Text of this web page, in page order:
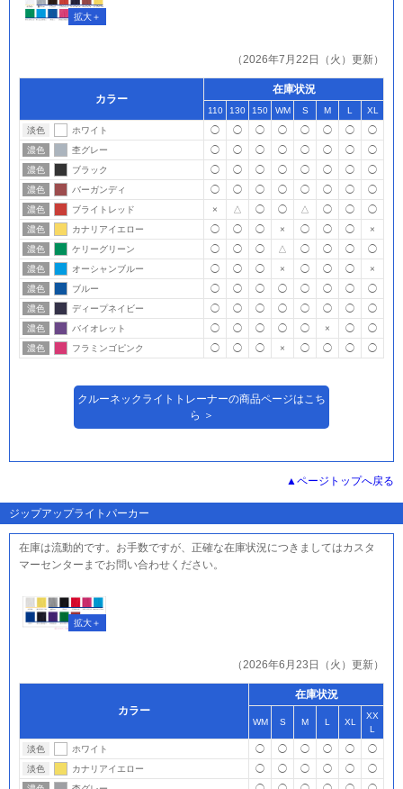
（2026年7月22日（火）更新）
カラー
在庫状況
110 130 150 WM S M L
XL
淡色
ホワイト ◯ ◯ ◯ ◯ ◯ ◯ ◯
◯
濃色
杢グレー ◯ ◯ ◯ ◯ ◯ ◯ ◯
◯
濃色
ブラック ◯ ◯ ◯ ◯ ◯ ◯ ◯
◯
濃色
バーガンディ ◯ ◯ ◯ ◯ ◯ ◯ ◯
◯
濃色
ブライトレッド × △ ◯ ◯ △ ◯ ◯
◯
濃色
カナリアイエロー ◯ ◯ ◯ × ◯ ◯ ◯
×
濃色
ケリーグリーン ◯ ◯ ◯ △ ◯ ◯ ◯
◯
濃色
オーシャンブルー ◯ ◯ ◯ × ◯ ◯ ◯
×
濃色
ブルー ◯ ◯ ◯ ◯ ◯ ◯ ◯
◯
濃色
ディープネイビー ◯ ◯ ◯ ◯ ◯ ◯ ◯
◯
濃色
バイオレット ◯ ◯ ◯ ◯ ◯ × ◯
◯
濃色
フラミンゴピンク ◯ ◯ ◯ × ◯ ◯ ◯ ◯
クルーネックライトトレーナーの商品ページはこち
ら ＞
ページトップへ戻る
ジップアップライトパーカー
在庫は流動的です。お手数ですが、正確な在庫状況につきましてはカスタ
マーセンターまでお問い合わせください。
（2026年6月23日（火）更新）
カラー
在庫状況
WM S M L XL
XX
L
淡色
ホワイト ◯ ◯ ◯ ◯ ◯
◯
淡色
カナリアイエロー ◯ ◯ ◯ ◯ ◯
◯